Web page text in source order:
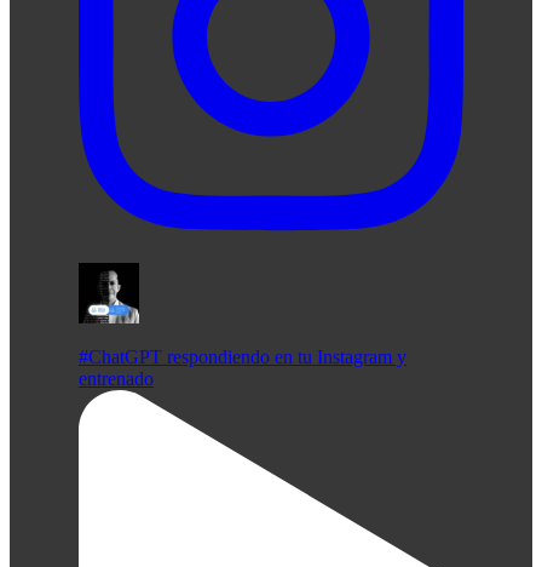
#ChatGPT respondiendo en tu Instagram y
entrenado